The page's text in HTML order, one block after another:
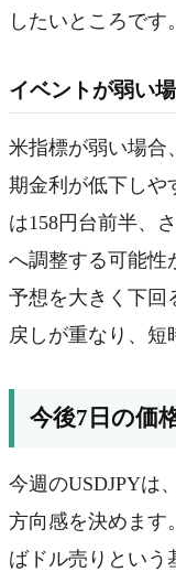
したいところです。
イベントが弱い
米指標が弱い場合
期金利が低下しや
は158円台前半、
へ調整する可能性
予想を大きく下回
戻しが重なり、短
今後7日の価
今週のUSDJPYは
方向感を決めます
ばドル売りという